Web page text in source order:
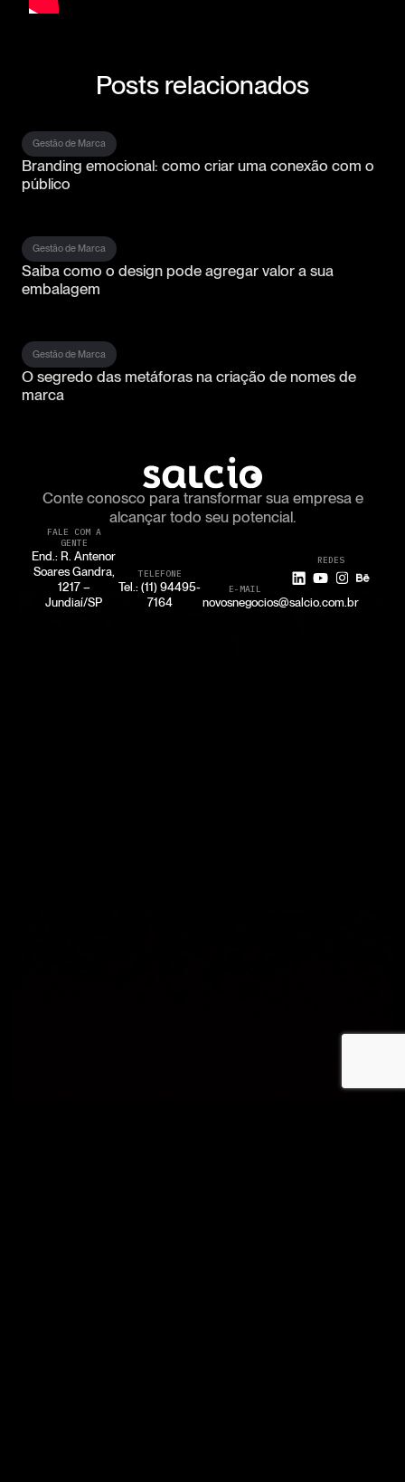
Posts relacionados
Gestão de Marca
Branding emocional: como criar uma conexão com o
público
Gestão de Marca
Saiba como o design pode agregar valor a sua
embalagem
Gestão de Marca
O segredo das metáforas na criação de nomes de
marca
Conte conosco para transformar sua empresa e
alcançar todo seu potencial.
FALE COM A
GENTE
End.: R. Antenor
Soares Gandra,
1217 –
Jundiaí/SP
TELEFONE
Tel.: (11) 94495-
7164
E-MAIL
novosnegocios@salcio.com.br
REDES